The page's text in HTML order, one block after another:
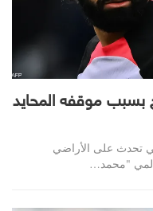
بسبب موقفه المحايد
تحدث على الأراضي
"محمد…